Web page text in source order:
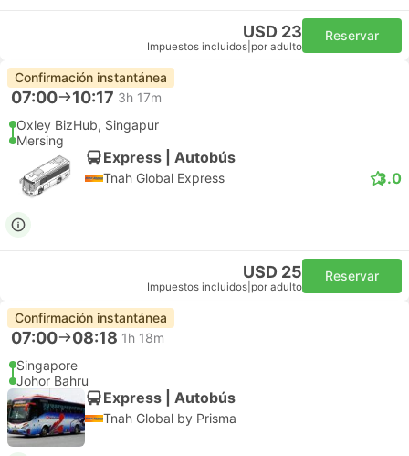
USD 23
Impuestos incluidos por adulto
Reservar
Confirmación instantánea
07:00 10:17 3h 17m
Oxley BizHub, Singapur
Mersing
Express | Autobús
Tnah Global Express 3.0
USD 25
Impuestos incluidos por adulto
Reservar
Confirmación instantánea
07:00 08:18 1h 18m
Singapore
Johor Bahru
Express | Autobús
Tnah Global by Prisma